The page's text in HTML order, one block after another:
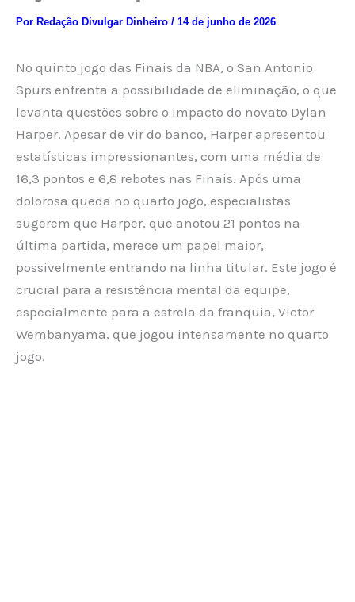
Por Redação Divulgar Dinheiro / 14 de junho de 2026
No quinto jogo das Finais da NBA, o San Antonio
Spurs enfrenta a possibilidade de eliminação, o que
levanta questões sobre o impacto do novato Dylan
Harper. Apesar de vir do banco, Harper apresentou
estatísticas impressionantes, com uma média de
16,3 pontos e 6,8 rebotes nas Finais. Após uma
dolorosa queda no quarto jogo, especialistas
sugerem que Harper, que anotou 21 pontos na
última partida, merece um papel maior,
possivelmente entrando na linha titular. Este jogo é
crucial para a resistência mental da equipe,
especialmente para a estrela da franquia, Victor
Wembanyama, que jogou intensamente no quarto
jogo.